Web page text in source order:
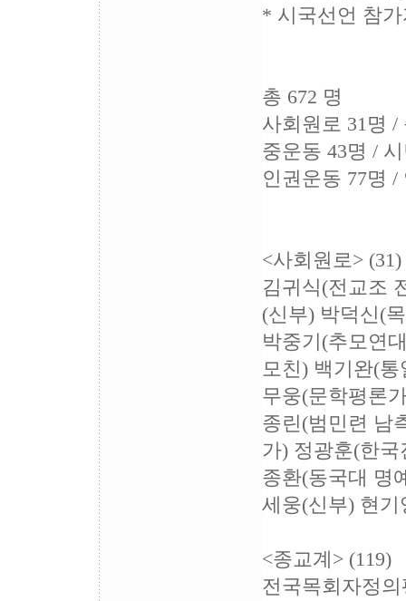
* 시국선언 참
총 672 명
사회원로 31명 /
중운동 43명 /
인권운동 77명
<사회원로> (31)
김귀식(전교조
(신부) 박덕신(
박중기(추모연
모친) 백기완(
무웅(문학평론
종린(범민련 남
가) 정광훈(한
종환(동국대 명
세웅(신부) 현
<종교계> (119)
전국목회자정